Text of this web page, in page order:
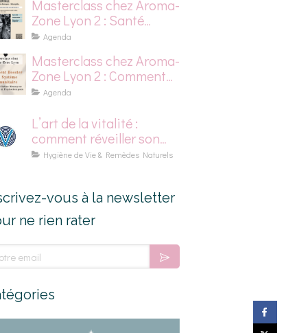
Masterclass chez Aroma-
Zone Lyon 2 : Santé
mentale, stress et
Agenda
Masterclass chez Aroma-
Zone Lyon 2 : Comment
Booster son Système
Agenda
L’art de la vitalité :
comment réveiller son
énergie naturellement
Hygiène de Vie & Remèdes Naturels
vous à la newsletter
ne rien rater
email